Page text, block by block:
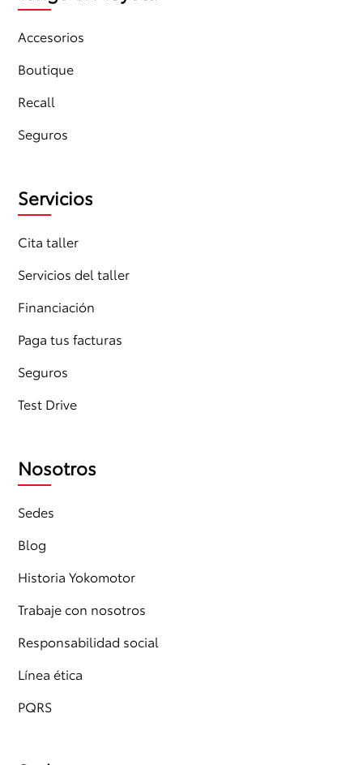
Accesorios
Boutique
Recall
Seguros
Servicios
Cita taller
Servicios del taller
Financiación
Paga tus facturas
Seguros
Test Drive
Nosotros
Sedes
Blog
Historia Yokomotor
Trabaje con nosotros
Responsabilidad social
Línea ética
PQRS